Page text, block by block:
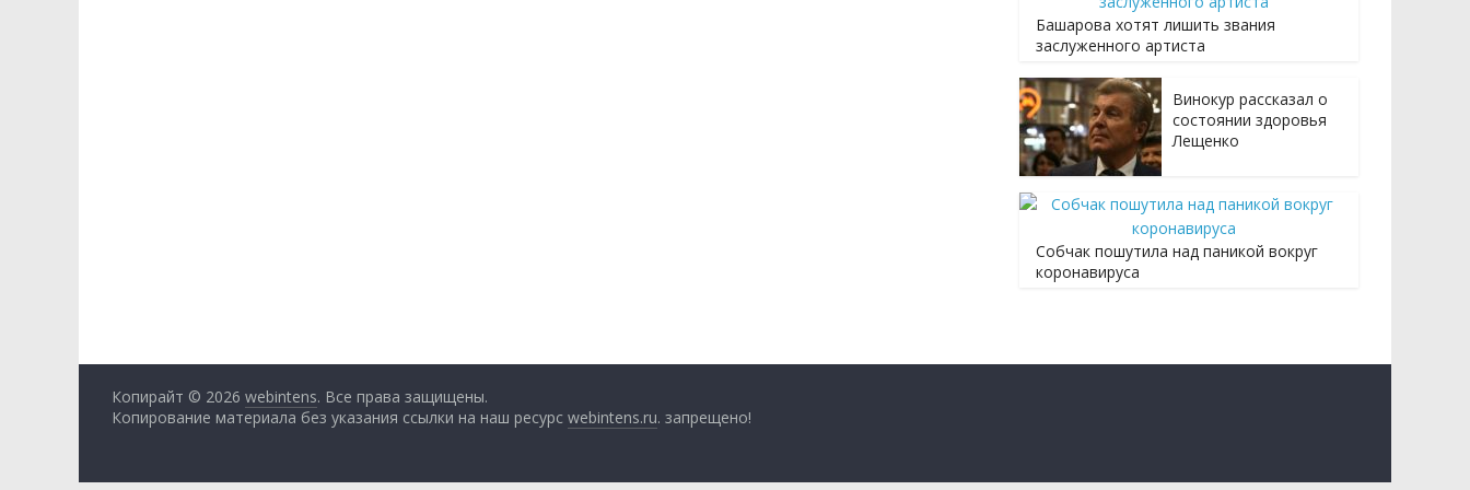
Башарова хотят лишить звания
заслуженного артиста
Винокур рассказал о
состоянии здоровья
Лещенко
Собчак пошутила над паникой вокруг
коронавируса
Копирайт © 2026 webintens. Все права защищены.
Копирование материала без указания ссылки на наш ресурс webintens.ru. запрещено!